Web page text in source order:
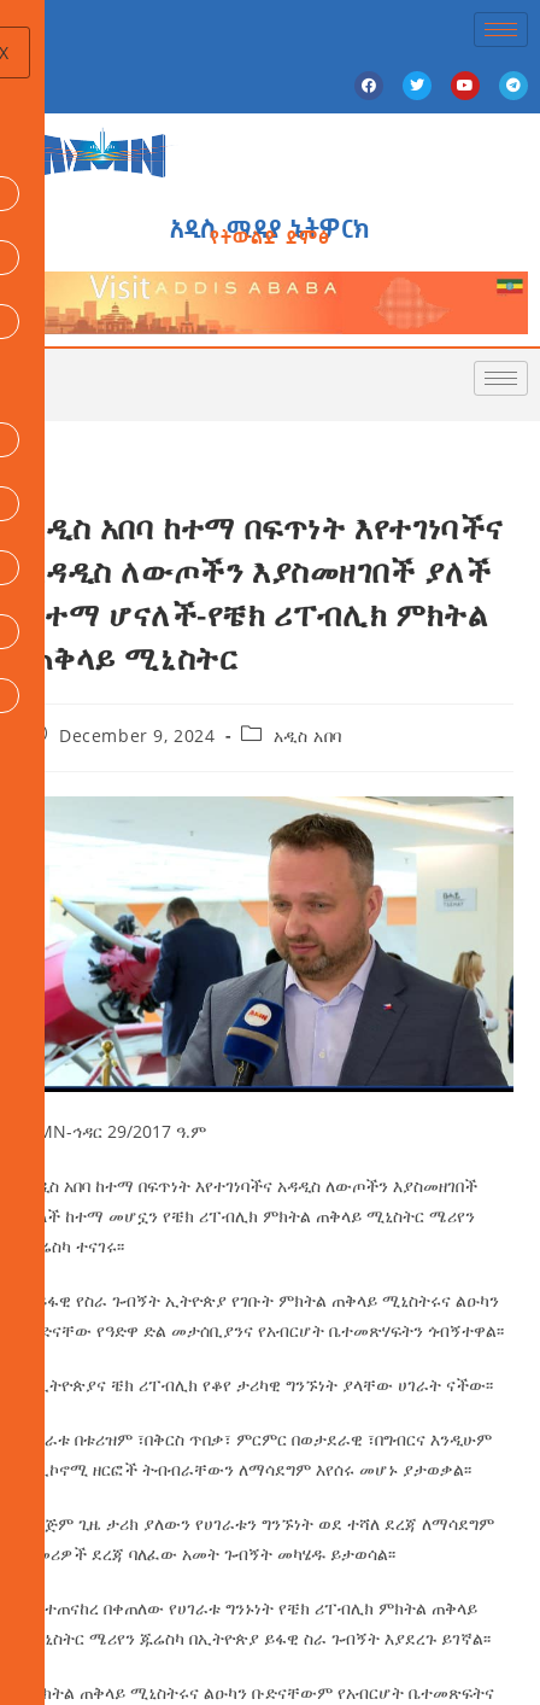
አዲስ ሚዲያ ኔትዎርክ
የትውልድ ድምፅ
አዲስ አበባ ከተማ በፍጥነት እየተገነባችና
አዳዲስ ለውጦችን እያስመዘገበች ያለች
ከተማ ሆናለች-የቼክ ሪፐብሊክ ምክትል
ጠቅላይ ሚኒስትር
December 9, 2024 አዲስ አበባ
AMN-ኅዳር 29/2017 ዓ.ም
አዲስ አበባ ከተማ በፍጥነት እየተገነባችና አዳዲስ ለውጦችን እያስመዘገበች
ያለች ከተማ መሆኗን የቼክ ሪፐብሊክ ምክትል ጠቅላይ ሚኒስትር ሜሪየን
ጁሬስካ ተናገሩ፡፡
ለይፋዊየስራ ጉብኝት ኢትዮጵያ የገቡት ምክትል ጠቅላይ ሚኒስትሩና ልዑካን
ቡድናቸው የዓድዋ ድል መታሰቢያንና የአብርሆት ቤተመጽሃፍትን ጎብኝተዋል፡፡
የኢትዮጵያና ቼክ ሪፐብሊክ የቆየ ታሪካዊ ግንኙነት ያላቸው ሀገራት ናችው፡፡
ሀገራቱ በቱሪዝም ፣በቅርስ ጥበቃ፣ ምርምር በወታደራዊ ፣በግብርና እንዲሁም
በኢኮኖሚ ዘርፎች ትብብራቸውን ለማሳደግም እየሰሩ መሆኑ ያታወቃል፡፡
የረጅም ጊዜ ታሪክ ያለውን የሀገራቱን ግንኙነት ወደ ተሻለ ደረጃ ለማሳደግም
በመሪዎች ደረጃ ባለፈው አመት ጉብኝት መካሄዱ ይታወሳል፡፡
እየተጠናከረ በቀጠለው የሀገራቱ ግንኑነት የቼክ ሪፐብሊክ ምክትል ጠቅላይ
ሚኒስትር ሜሪየን ጁሬስካ በኢትዮጵያ ይፋዊ ስራ ጉብኝት እያደረጉ ይገኛል፡፡
ምክትል ጠቅላይ ሚኒስትሩና ልዑካን ቡድናቸውም የአብርሆት ቤተመጽፍትና